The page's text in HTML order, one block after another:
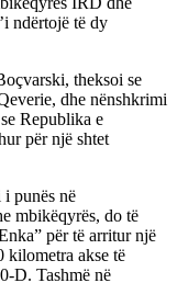
ndërtojë të dy
theksoi se
dhe nënshkrimi
Republika e
për një shtet
i punës në
mbikëqyrës, do të
për të arritur një
kilometra akse të
D. Tashmë në